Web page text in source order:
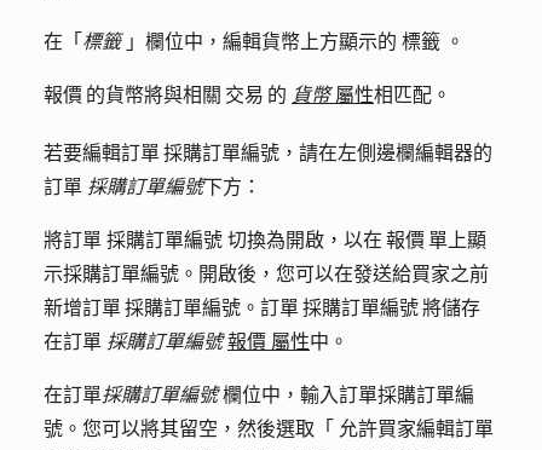
在「 標籤」欄位中，編輯貨幣上方顯示的 標籤 。
報價 的貨幣將與相關 交易 的 貨幣屬性相匹配。
若要編輯訂單 採購訂單編號，請在左側邊欄編輯器的
訂單 採購訂單編號下方：
將訂單 採購訂單編號 切換為開啟，以在 報價 單上顯
示採購訂單編號。開啟後，您可以在發送給買家之前
新增訂單 採購訂單編號。訂單 採購訂單編號 將儲存
在訂單 採購訂單編號 報價 屬性中。
在訂單採購訂單編號欄位中，輸入訂單採購訂單編
號 。您可以將其留空，然後選取「 允許買家編輯訂單